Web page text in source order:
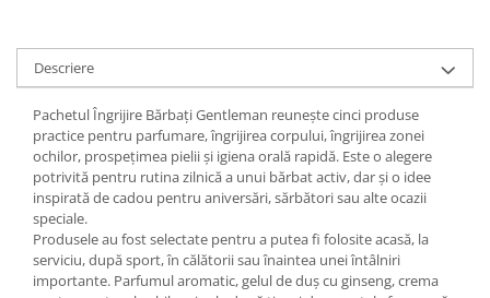
Descriere
Pachetul Îngrijire Bărbați Gentleman reunește cinci produse
practice pentru parfumare, îngrijirea corpului, îngrijirea zonei
ochilor, prospețimea pielii și igiena orală rapidă. Este o alegere
potrivită pentru rutina zilnică a unui bărbat activ, dar și o idee
inspirată de cadou pentru aniversări, sărbători sau alte ocazii
speciale.
Produsele au fost selectate pentru a putea fi folosite acasă, la
serviciu, după sport, în călătorii sau înaintea unei întâlniri
importante. Parfumul aromatic, gelul de duș cu ginseng, crema